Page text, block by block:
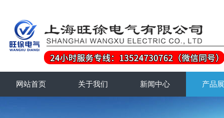
网站首页 关于我们 新闻中心 产品